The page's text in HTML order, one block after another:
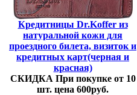
Кредитницы Dr.Koffer из
натуральной кожи для
проездного билета, визиток и
кредитных карт(черная и
красная)
СКИДКА При покупке от 10
шт. цена 600руб.